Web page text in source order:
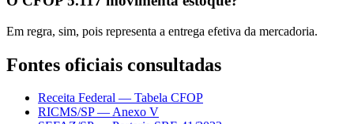
Em regra, sim, pois representa a entrega efetiva da mercadoria.
Fontes oficiais consultadas
Receita Federal — Tabela CFOP
RICMS/SP — Anexo V